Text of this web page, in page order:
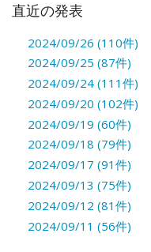
直近の発表
2024/09/26 (110件)
2024/09/25 (87件)
2024/09/24 (111件)
2024/09/20 (102件)
2024/09/19 (60件)
2024/09/18 (79件)
2024/09/17 (91件)
2024/09/13 (75件)
2024/09/12 (81件)
2024/09/11 (56件)